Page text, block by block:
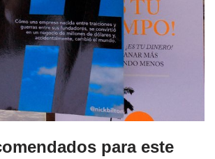
para este